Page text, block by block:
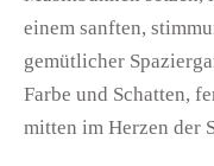
einem sanften,
gemütlicher
Farbe und Schatten,
mitten im Herzen der